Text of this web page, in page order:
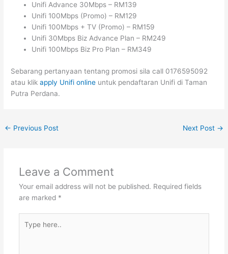
Unifi Advance 30Mbps – RM139
Unifi 100Mbps (Promo) – RM129
Unifi 100Mbps + TV (Promo) – RM159
Unifi 30Mbps Biz Advance Plan – RM249
Unifi 100Mbps Biz Pro Plan – RM349
Sebarang pertanyaan tentang promosi sila call 0176595092
atau klikapply Unifi online untuk pendaftaran Unifi di Taman
Putra Perdana.
← Previous Post Next Post →
Leave a Comment
Your email address will not be published. Required fields
are marked *
here..